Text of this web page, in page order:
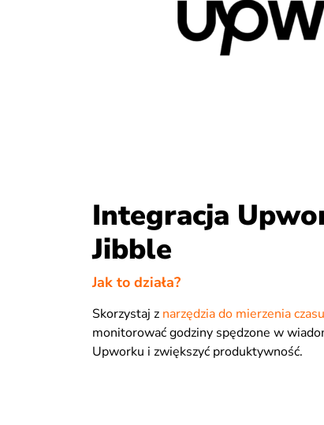
Integracja
Jibble
Jak to działa?
Skorzystaj z narzędzia do mierzenia czasu
monitorować godziny spędzone w
Upworku i zwiększyć produktywność.